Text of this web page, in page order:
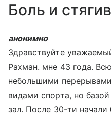
Боль и
анонимно
Здравствуйте
Рахман. мне 43 года.
небольшими
видами спорта, но
зал. После 30-ти начали